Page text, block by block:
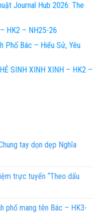
Journal Hub 2026: The
HK2 – NH25-26
Phố Bác – Hiểu Sử, Yêu
SINH XINH XINH – HK2 –
tay dọn dẹp Nghĩa
trực tuyến “Theo dấu
phố mang tên Bác – HK3-